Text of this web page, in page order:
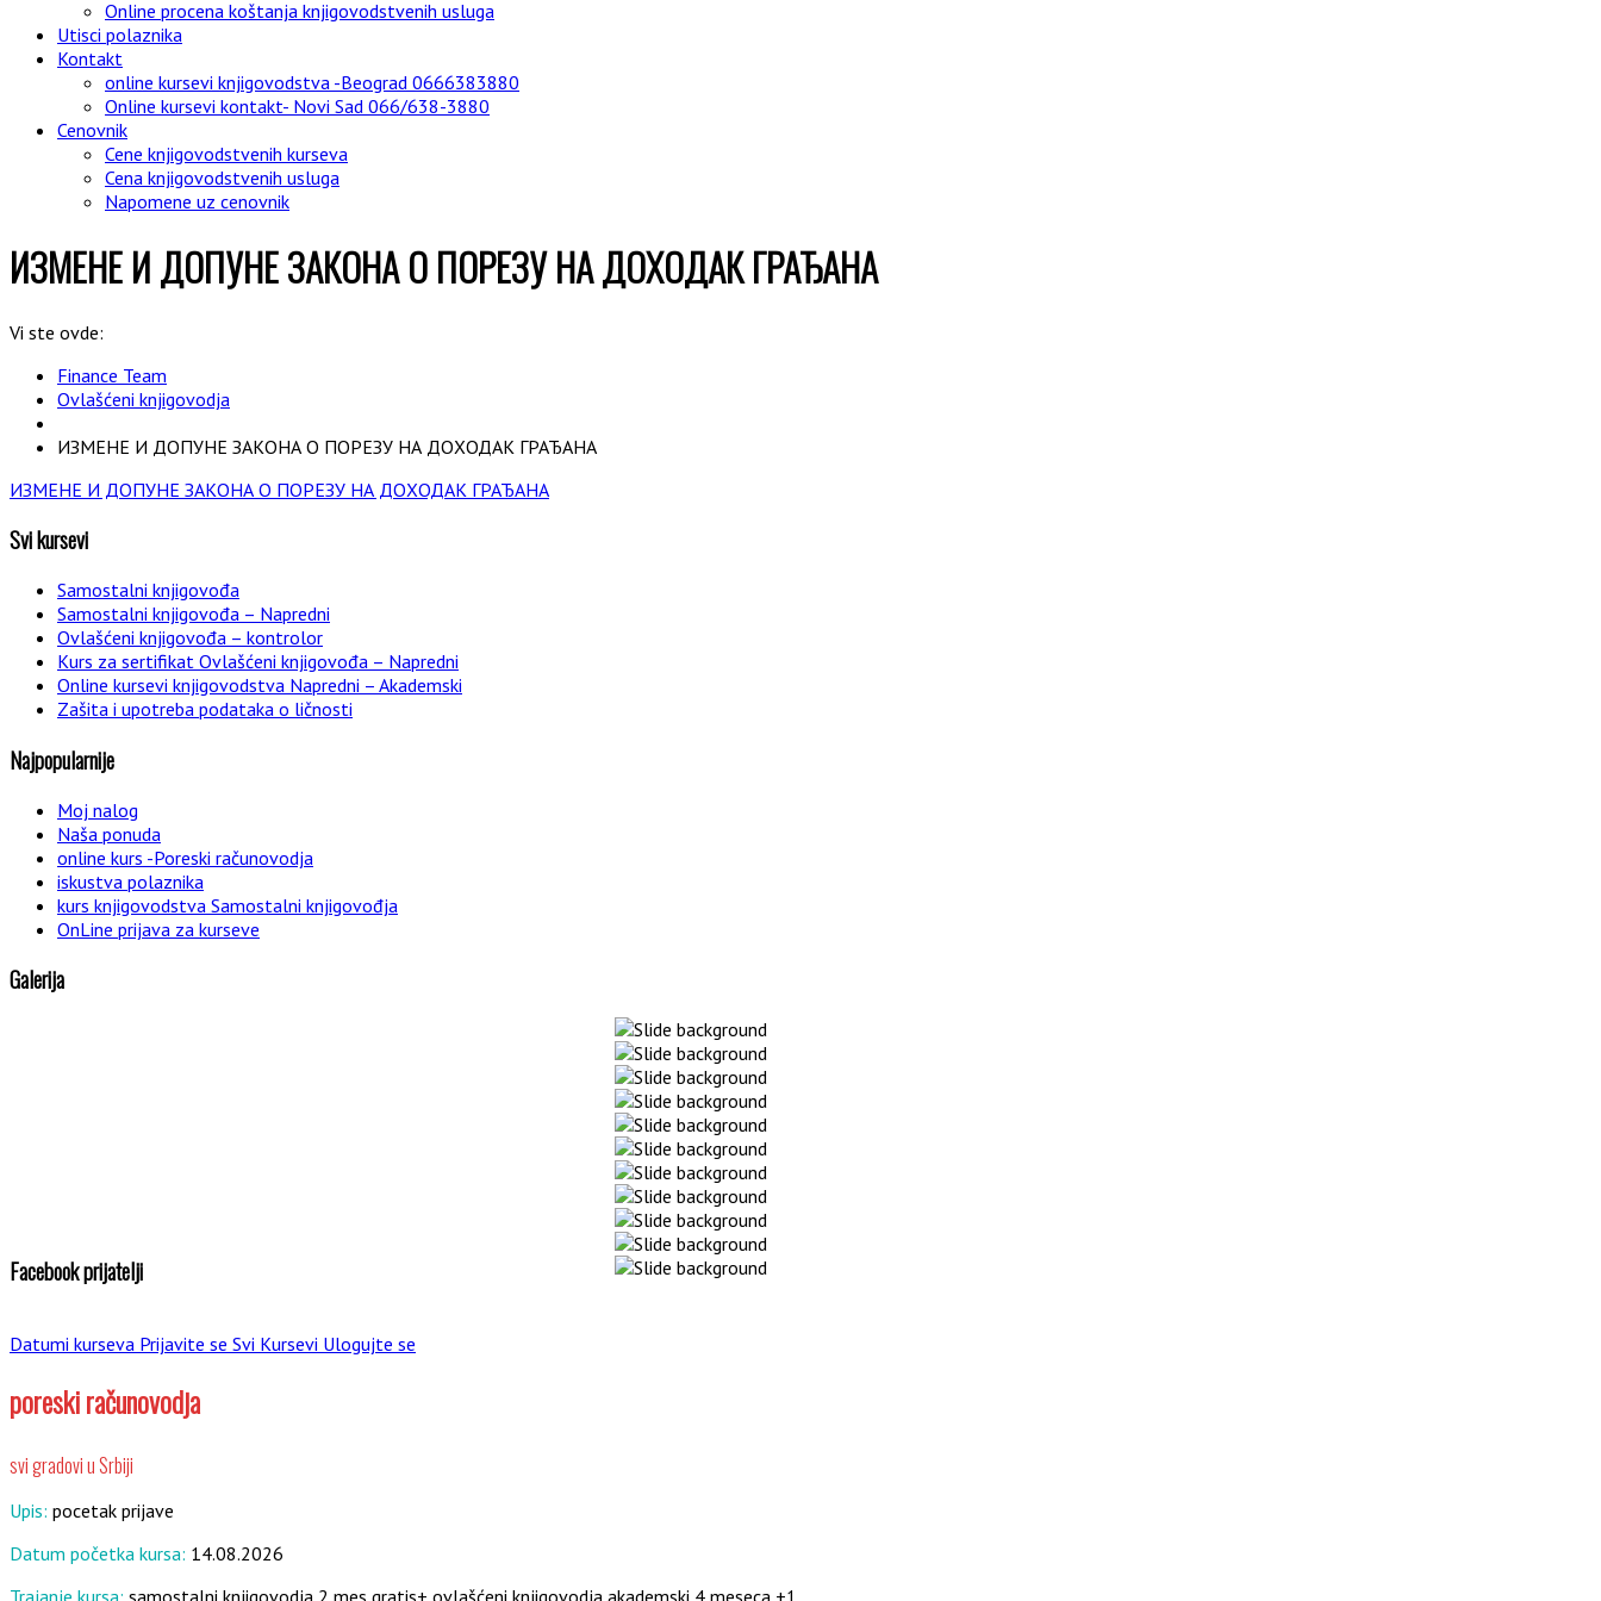
Online procena koštanja knjigovodstvenih usluga
Utisci polaznika
Kontakt
online kursevi knjigovodstva -Beograd 0666383880
Online kursevi kontakt- Novi Sad 066/638-3880
Cenovnik
Cene knjigovodstvenih kurseva
Cena knjigovodstvenih usluga
Napomene uz cenovnik
ИЗМЕНЕ И ДОПУНЕ ЗАКОНА О ПОРЕЗУ НА ДОХОДАК ГРАЂАНА
Vi ste ovde:
Finance Team
Ovlašćeni knjigovodja
ИЗМЕНЕ И ДОПУНЕ ЗАКОНА О ПОРЕЗУ НА ДОХОДАК ГРАЂАНА
ИЗМЕНЕ И ДОПУНЕ ЗАКОНА О ПОРЕЗУ НА ДОХОДАК ГРАЂАНА
Svi kursevi
Samostalni knjigovođa
Samostalni knjigovođa – Napredni
Ovlašćeni knjigovođa – kontrolor
Kurs za sertifikat Ovlašćeni knjigovođa – Napredni
Online kursevi knjigovodstva Napredni – Akademski
Zašita i upotreba podataka o ličnosti
Najpopularnije
Moj nalog
Naša ponuda
online kurs -Poreski računovodja
iskustva polaznika
kurs knjigovodstva Samostalni knjigovođja
OnLine prijava za kurseve
Galerija
Facebook prijatelji
Datumi kurseva Prijavite se Svi Kursevi Ulogujte se
poreski računovodja
svi gradovi u Srbiji
Upis: pocetak prijave
Datum početka kursa: 14.08.2026
Trajanje kursa: samostalni knjigovodja 2 mes gratis+ ovlašćeni knjigovodja akademski 4 meseca +1